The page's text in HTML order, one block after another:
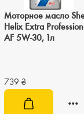
Моторное масло
Helix Extra
AF 5W-30, 1л
739 ₴